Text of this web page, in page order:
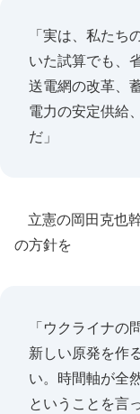
「実は、私た
いた試算でも、
送電網の改革、
電力の安定供給
だ」
立憲の岡田克也
の方針を
「ウクライナの
新しい原発を作
い。時間軸が全
ということを言